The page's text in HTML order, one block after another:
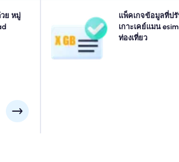
ย หมู่
ของคุณ
รับการ
งสนาม
แพ็คเกจข้อมูลที่ป
เกาะเคย์แมน
ท่องเที่ยว
เดินทางไป หมู่เกาะเคย์แมน? เลือก
เคย์แมน ของเราที่ออกแบบมาเพื่
ต้องการพร้อมการเชื่อมต่อ 4G/5G ที่รา
บางส่วนต้องการการเปิดใช้งานด้วยต